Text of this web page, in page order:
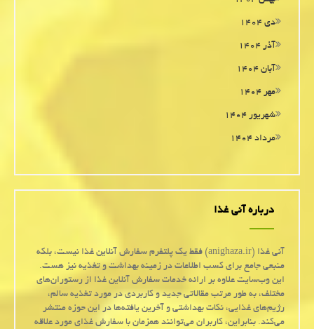
دی ۱۴۰۴
آذر ۱۴۰۴
آبان ۱۴۰۴
مهر ۱۴۰۴
شهریور ۱۴۰۴
مرداد ۱۴۰۴
درباره آنی غذا
آنی غذا (anighaza.ir) فقط یک پلتفرم سفارش آنلاین غذا نیست، بلکه
منبعی جامع برای کسب اطلاعات در زمینه بهداشت و تغذیه نیز هست.
این وب‌سایت علاوه بر ارائه خدمات سفارش آنلاین غذا از رستوران‌های
مختلف، به طور مرتب مقالاتی جدید و کاربردی در مورد تغذیه سالم،
رژیم‌های غذایی، نکات بهداشتی و آخرین یافته‌ها در این حوزه منتشر
می‌کند. بنابراین، کاربران می‌توانند همزمان با سفارش غذای مورد علاقه